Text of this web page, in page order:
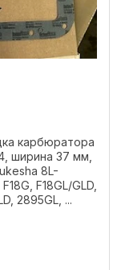
карбюратора
ширина 37 мм,
8L-
F18GL/GLD,
2895GL, ...